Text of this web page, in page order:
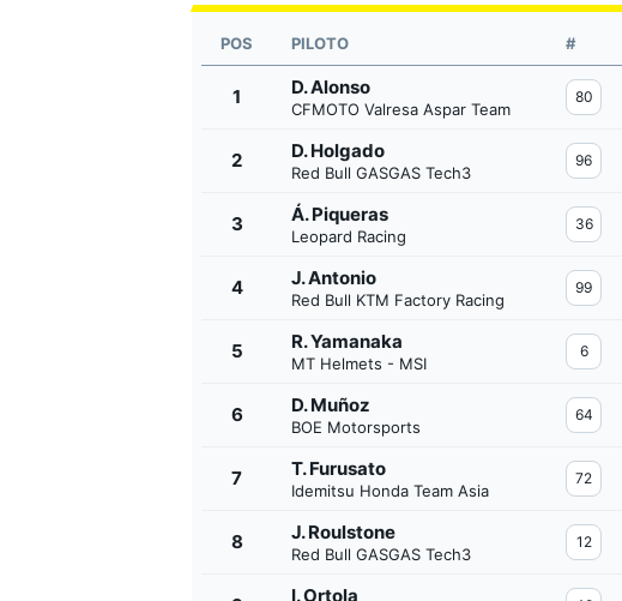
POS PILOTO #
1 D. Alonso
CFMOTO Valresa Aspar Team
80
2 D. Holgado
Red Bull GASGAS Tech3
96
3 Á. Piqueras
Leopard Racing
36
4 J. Antonio
Red Bull KTM Factory Racing
99
5 R. Yamanaka
MT Helmets - MSI
6
6 D. Muñoz
BOE Motorsports
64
7 T. Furusato
Idemitsu Honda Team Asia
72
8 J. Roulstone
Red Bull GASGAS Tech3
12
I. Ortola